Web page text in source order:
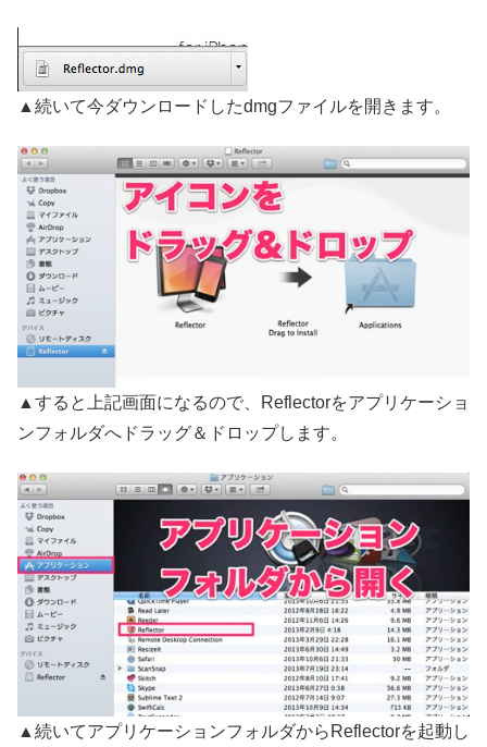
▲続いて今ダウンロードしたdmgファイルを開きます。
▲すると上記画面になるので、Reflectorをアプリケーショ
ンフォルダへドラッグ＆ドロップします。
▲続いてアプリケーションフォルダからReflectorを起動し